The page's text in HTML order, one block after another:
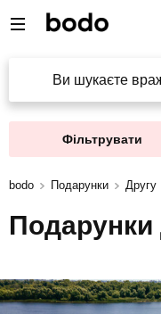
Ви шукаєте
Фільтрувати
bodo Подарунки Другу
Подарунки